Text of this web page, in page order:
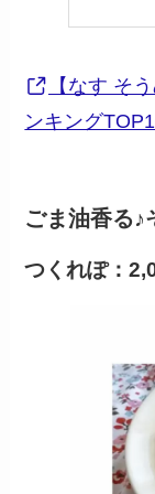
【なす そ
ンキング
ごま油香る
つくれぽ：